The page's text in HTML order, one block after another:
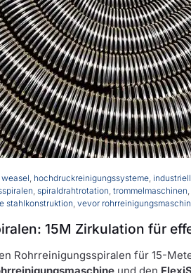
, hochdruckreinigungssysteme,
, spiraldrahtrotation, trommelmaschinen,
stahlkonstruktion, vevor
15M Zirkulation für
Rohrreinigungsspiralen für 15-